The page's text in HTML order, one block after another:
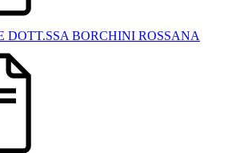
DOTT.SSA BORCHINI ROSSANA